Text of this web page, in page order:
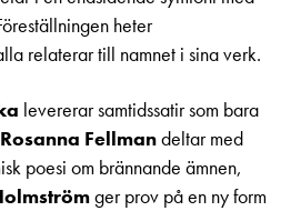
heter
relaterar till namnet i sina verk.
levererar samtidssatir som bara
Rosanna Fellmandeltar med
poesi om brännande ämnen,
ger prov på en ny form